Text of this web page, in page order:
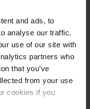
and ads, to
analyse our traffic.
use of our site with
partners who
that you’ve
from your use
cookies if you
sammanfattning av
och utrustning.
25 V / 40 Ah